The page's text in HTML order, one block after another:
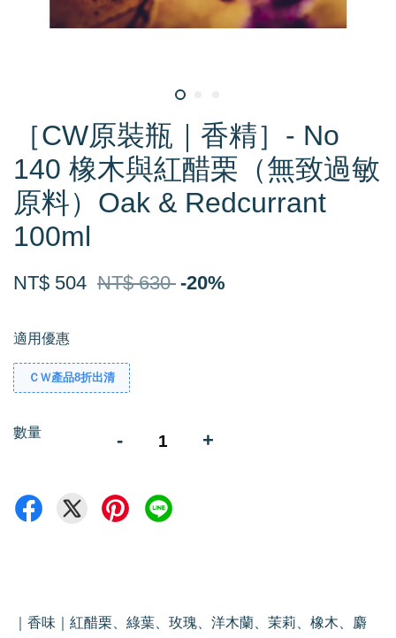
［CW原裝瓶｜香精］- No
140 橡木與紅醋栗（無致過敏
原料）Oak & Redcurrant
100ml
NT$ 504 NT$ 630 -20%
適用優惠
ＣＷ產品8折出清
數量 - +
｜香味｜紅醋栗、綠葉、玫瑰、洋木蘭、茉莉、橡木、麝